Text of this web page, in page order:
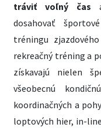
tráviť voľný čas
dosahovať
tréningu
rekreačný tréning a
získavajú nielen
všeobecnú
koordinačných a
loptových hier, in-